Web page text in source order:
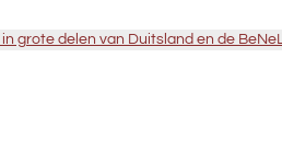
grote delen van Duitsland en de